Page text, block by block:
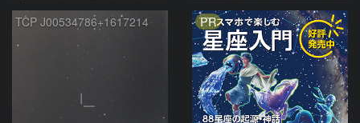
TCP J00534786+1617214 PR